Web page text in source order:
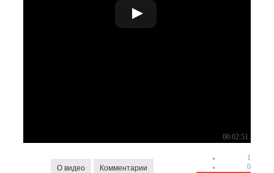
00:02:51
О видео Комментарии
1
0